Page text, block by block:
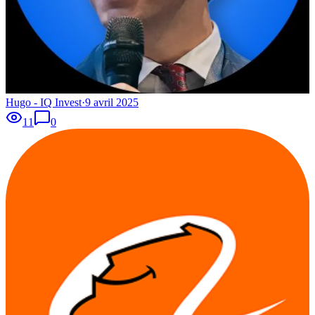
Hugo - IQ Invest·9 avril 2025
11
0